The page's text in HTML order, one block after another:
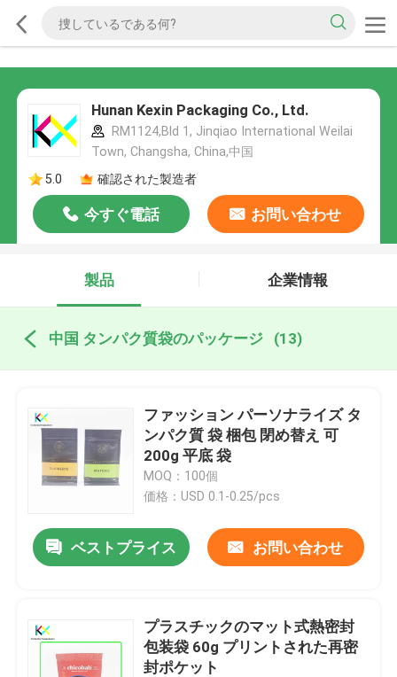
Hunan Kexin Packaging Co., Ltd.
RM1124,Bld 1, Jinqiao International Weilai
Town, Changsha, China,中国
5.0
確認された製造者
今すぐ電話 お問い合わせ
製品 企業情報
中国 タンパク質袋のパッケージ (13)
ファッション パーソナライズ タ
ンパク質 袋 梱包 閉め替え 可
200g 平底 袋
MOQ：100個
価格：USD 0.1-0.25/pcs
ベストプライス お問い合わせ
プラスチックのマット式熱密封
包装袋 60g プリントされた再密
封ポケット